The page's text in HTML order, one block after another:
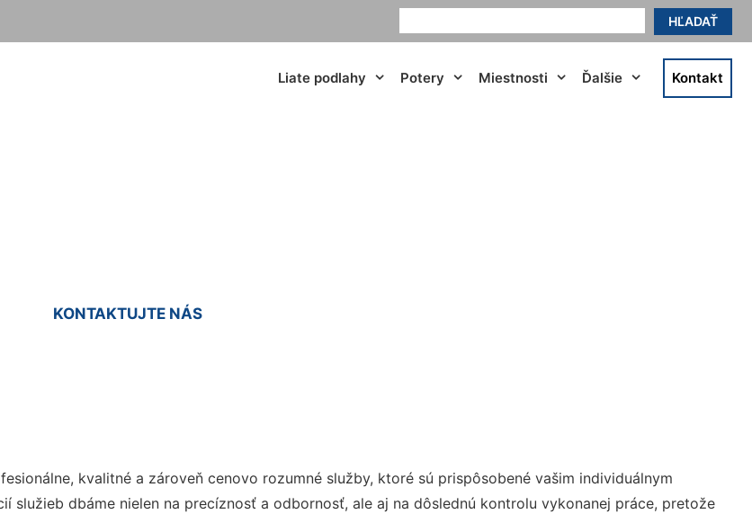
HĽADAŤ
Liate podlahy Potery Miestnosti Ďalšie Kontakt
KONTAKTUJTE NÁS
kvalitné a zároveň cenovo rozumné služby, ktoré sú prispôsobené vašim individuálnym
služieb dbáme nielen na precíznosť a odbornosť, ale aj na dôslednú kontrolu vykonanej práce, pretože